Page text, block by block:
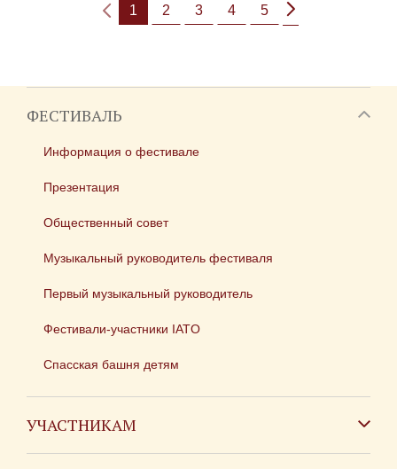
1 2 3 4 5
ФЕСТИВАЛЬ
Информация о фестивале
Презентация
Общественный совет
Музыкальный руководитель фестиваля
Первый музыкальный руководитель
Фестивали-участники IATO
Спасская башня детям
УЧАСТНИКАМ